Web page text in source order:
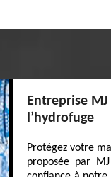
Entreprise
l’hydrofuge
Protégez votre
proposée par